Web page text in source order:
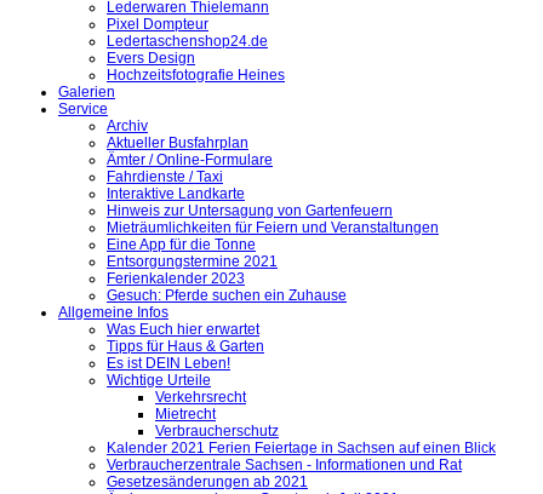
Lederwaren Thielemann
Pixel Dompteur
Ledertaschenshop24.de
Evers Design
Hochzeitsfotografie Heines
Galerien
Service
Archiv
Aktueller Busfahrplan
Ämter / Online-Formulare
Fahrdienste / Taxi
Interaktive Landkarte
Hinweis zur Untersagung von Gartenfeuern
Mieträumlichkeiten für Feiern und Veranstaltungen
Eine App für die Tonne
Entsorgungstermine 2021
Ferienkalender 2023
Gesuch: Pferde suchen ein Zuhause
Allgemeine Infos
Was Euch hier erwartet
Tipps für Haus & Garten
Es ist DEIN Leben!
Wichtige Urteile
Verkehrsrecht
Mietrecht
Verbraucherschutz
Kalender 2021 Ferien Feiertage in Sachsen auf einen Blick
Verbraucherzentrale Sachsen - Informationen und Rat
Gesetzesänderungen ab 2021